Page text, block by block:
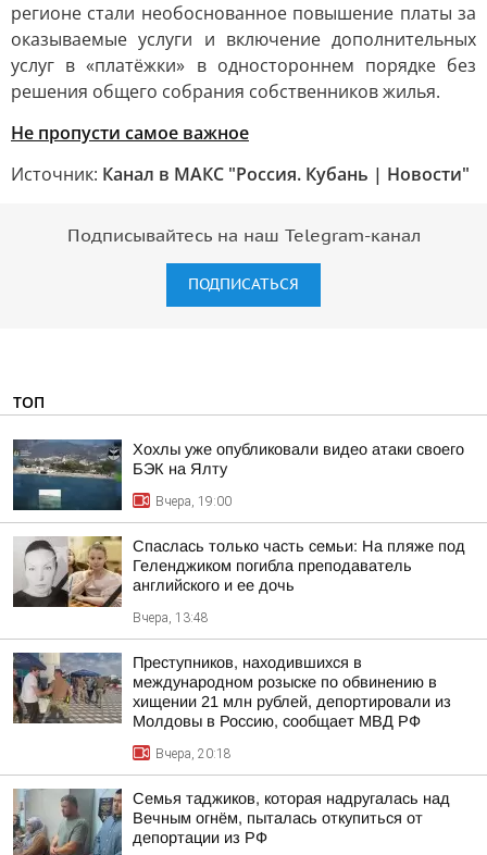
регионе стали необоснованное повышение платы за
оказываемые услуги и включение дополнительных
услуг в «платёжки» в одностороннем порядке без
решения общего собрания собственников жилья.
Не пропусти самое важное
Источник: Канал в МАКС "Россия. Кубань | Новости"
Подписывайтесь на наш Telegram-канал
ПОДПИСАТЬСЯ
ТОП
Хохлы уже опубликовали видео атаки своего
БЭК на Ялту
Вчера, 19:00
Спаслась только часть семьи: На пляже под
Геленджиком погибла преподаватель
английского и ее дочь
Вчера, 13:48
Преступников, находившихся в
международном розыске по обвинению в
хищении 21 млн рублей, депортировали из
Молдовы в Россию, сообщает МВД РФ
Вчера, 20:18
Семья таджиков, которая надругалась над
Вечным огнём, пыталась откупиться от
депортации из РФ